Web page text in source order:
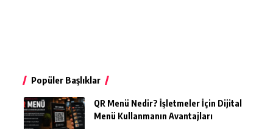
Popüler Başlıklar
QR Menü Nedir? İşletmeler İçin Dijital
Menü Kullanmanın Avantajları